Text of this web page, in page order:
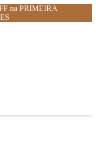
na PRIMEIRA